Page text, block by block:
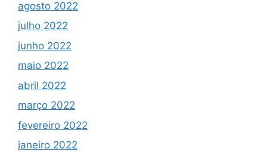
agosto 2022
julho 2022
junho 2022
maio 2022
abril 2022
março 2022
fevereiro 2022
janeiro 2022